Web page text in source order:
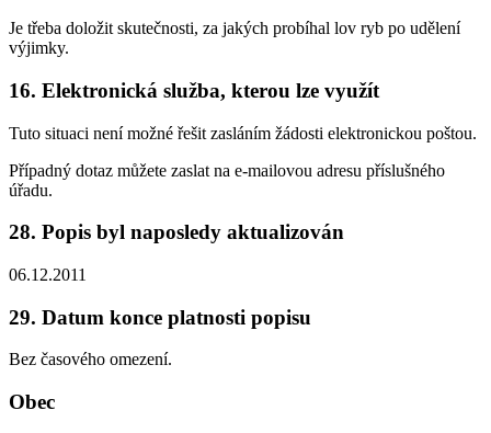
Je třeba doložit skutečnosti, za jakých probíhal lov ryb po udělení
výjimky.
16. Elektronická služba, kterou lze využít
Tuto situaci není možné řešit zasláním žádosti elektronickou poštou.
Případný dotaz můžete zaslat na e-mailovou adresu příslušného
úřadu.
28. Popis byl naposledy aktualizován
06.12.2011
29. Datum konce platnosti popisu
Bez časového omezení.
Obec